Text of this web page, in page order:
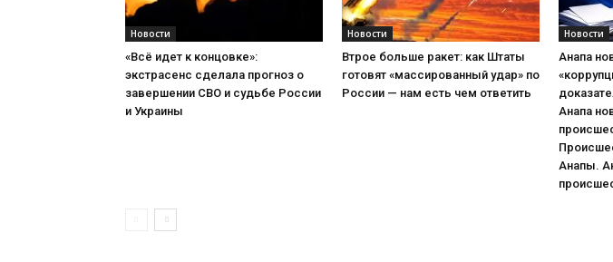
Новости
«Всё идет к концовке»:
экстрасенс сделала прогноз о
завершении СВО и судьбе России
и Украины
Новости
Втрое больше ракет: как Штаты
готовят «массированный удар» по
России — нам есть чем ответить
Новости
Анапа
Анапа
Анапы.